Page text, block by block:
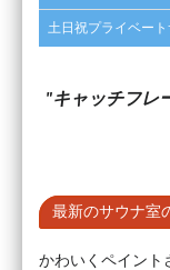
土日祝プライベー
キャッチフレ
最新のサウナ室
かわいくペイント